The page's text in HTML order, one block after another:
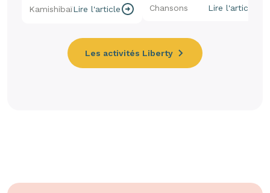
KamishibaïLire l'article Chansons Lire l'article
Les activités Liberty